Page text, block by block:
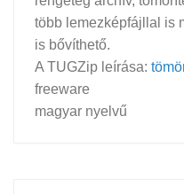
több lemezképfájllal is
is bővíthető.
A TUGZip leírása:
freeware
magyar nyelvű